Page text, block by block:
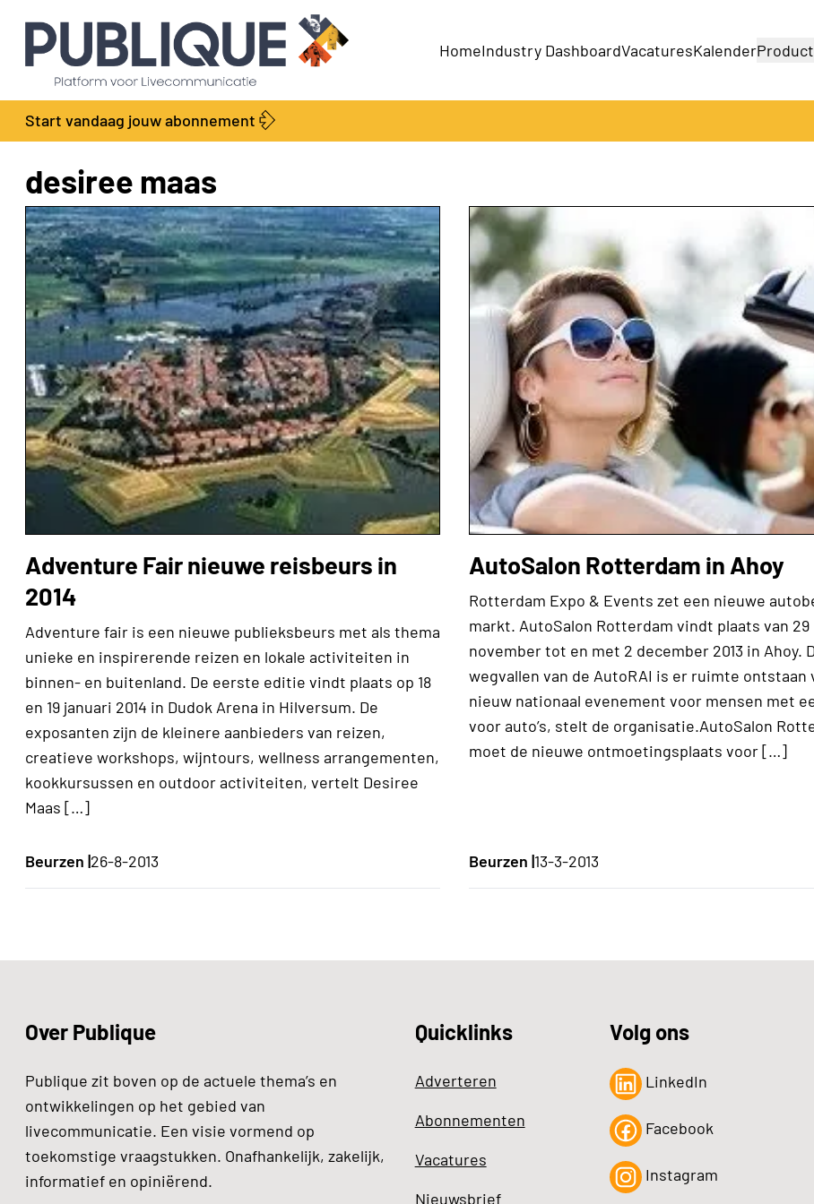
HomeIndustry DashboardVacaturesKalender
Start vandaag jouw abonnement
desiree maas
Adventure Fair nieuwe reisbeurs in
2014
Adventure fair is een nieuwe publieksbeurs met als thema
unieke en inspirerende reizen en lokale activiteiten in
binnen- en buitenland. De eerste editie vindt plaats op 18
en 19 januari 2014 in Dudok Arena in Hilversum. De
exposanten zijn de kleinere aanbieders van reizen,
creatieve workshops, wijntours, wellness arrangementen,
kookkursussen en outdoor activiteiten, vertelt Desiree
Maas […]
Beurzen |26-8-2013
AutoSalon Rotterdam in Ahoy
Rotterdam Expo & Events zet een nieuwe
markt. AutoSalon Rotterdam vindt plaats van 29
november tot en met 2 december 2013 in Ahoy.
wegvallen van de AutoRAI is er ruimte ontstaan
nieuw nationaal evenement voor mensen met
voor auto’s, stelt de organisatie.AutoSalon
moet de nieuwe ontmoetingsplaats voor […]
Beurzen |13-3-2013
Over Publique
Publique zit boven op de actuele thema’s en
ontwikkelingen op het gebied van
livecommunicatie. Een visie vormend op
toekomstige vraagstukken. Onafhankelijk, zakelijk,
informatief en opiniërend.
Quicklinks
Adverteren
Abonnementen
Vacatures
Nieuwsbrief
Volg ons
LinkedIn
Facebook
Instagram